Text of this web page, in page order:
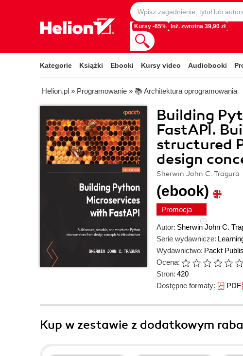
Kursy -65% Inż. zwrotna 39,90 zł
Kategorie Książki Ebooki Kursy video Audiobooki
Helion.pl » Programowanie » 📚 Architektura oprogramowania
Building
FastAPI.
structured
design
Sherwin John C. Tragura
(ebook)
Promocja
Autor: Sherwin John C.
Serie wydawnicze:
Wydawnictwo: Packt
Ocena:
Stron: 420
Dostępne formaty: PDF
Kup w zestawie z dodatkowym